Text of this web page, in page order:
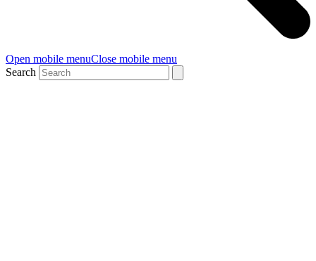
Open mobile menuClose mobile menu
Search